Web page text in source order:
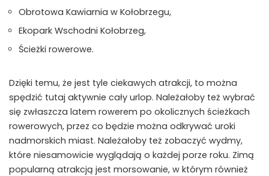
Obrotowa Kawiarnia w Kołobrzegu,
Ekopark Wschodni Kołobrzeg,
Ścieżki rowerowe.
Dzięki temu, że jest tyle ciekawych atrakcji, to można
spędzić tutaj aktywnie cały urlop. Należałoby też wybrać
się zwłaszcza latem rowerem po okolicznych ścieżkach
rowerowych, przez co będzie można odkrywać uroki
nadmorskich miast. Należałoby też zobaczyć wydmy,
które niesamowicie wyglądają o każdej porze roku. Zimą
popularną atrakcją jest morsowanie, w którym również